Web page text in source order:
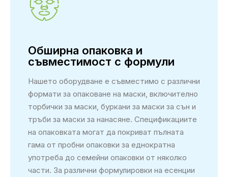
Обширна опаковка и
съвместимост с формули
Нашето оборудване е съвместимо с различни
формати за опаковане на маски, включително
торбички за маски, буркани за маски за сън и
тръби за маски за нанасяне. Спецификациите
на опаковката могат да покриват пълната
гама от пробни опаковки за еднократна
употреба до семейни опаковки от няколко
части. За различни формулировки на есенции